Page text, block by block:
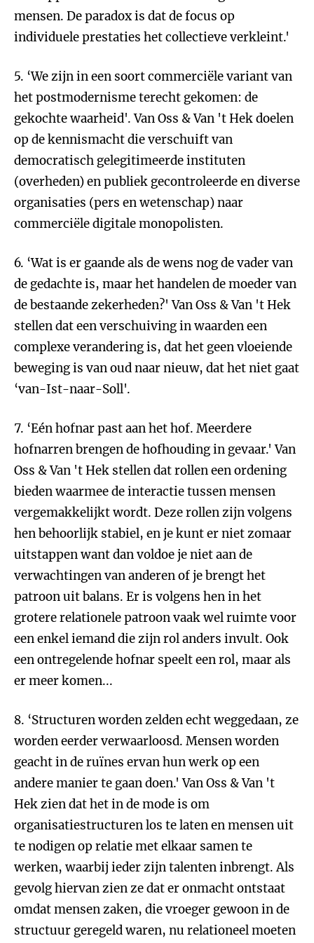
mensen. De paradox is dat de focus op
individuele prestaties het collectieve verkleint.'
5. ‘We zijn in een soort commerciële variant van
het postmodernisme terecht gekomen: de
gekochte waarheid'. Van Oss & Van 't Hek doelen
op de kennismacht die verschuift van
democratisch gelegitimeerde instituten
(overheden) en publiek gecontroleerde en diverse
organisaties (pers en wetenschap) naar
commerciële digitale monopolisten.
6. ‘Wat is er gaande als de wens nog de vader van
de gedachte is, maar het handelen de moeder van
de bestaande zekerheden?' Van Oss & Van 't Hek
stellen dat een verschuiving in waarden een
complexe verandering is, dat het geen vloeiende
beweging is van oud naar nieuw, dat het niet gaat
‘van-Ist-naar-Soll'.
7. ‘Eén hofnar past aan het hof. Meerdere
hofnarren brengen de hofhouding in gevaar.' Van
Oss & Van 't Hek stellen dat rollen een ordening
bieden waarmee de interactie tussen mensen
vergemakkelijkt wordt. Deze rollen zijn volgens
hen behoorlijk stabiel, en je kunt er niet zomaar
uitstappen want dan voldoe je niet aan de
verwachtingen van anderen of je brengt het
patroon uit balans. Er is volgens hen in het
grotere relationele patroon vaak wel ruimte voor
een enkel iemand die zijn rol anders invult. Ook
een ontregelende hofnar speelt een rol, maar als
er meer komen...
8. ‘Structuren worden zelden echt weggedaan, ze
worden eerder verwaarloosd. Mensen worden
geacht in de ruïnes ervan hun werk op een
andere manier te gaan doen.' Van Oss & Van 't
Hek zien dat het in de mode is om
organisatiestructuren los te laten en mensen uit
te nodigen op relatie met elkaar samen te
werken, waarbij ieder zijn talenten inbrengt. Als
gevolg hiervan zien ze dat er onmacht ontstaat
omdat mensen zaken, die vroeger gewoon in de
structuur geregeld waren, nu relationeel moeten